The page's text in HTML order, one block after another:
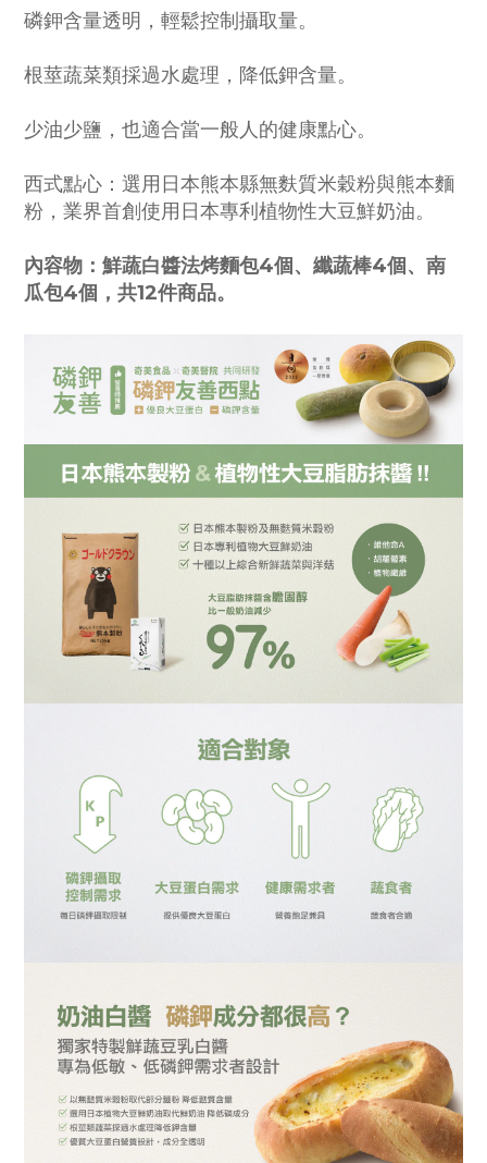
磷鉀含量透明，輕鬆控制攝取量。
根莖蔬菜類採過水處理，降低鉀含量。
少油少鹽，也適合當一般人的健康點心。
西式點心：選用日本熊本縣無麩質米穀粉與熊本麵
粉，業界首創使用日本專利植物性大豆鮮奶油。
內容物： 鮮蔬白醬法烤麵包4個、纖蔬棒4個、南
瓜包4個，共12件商品。